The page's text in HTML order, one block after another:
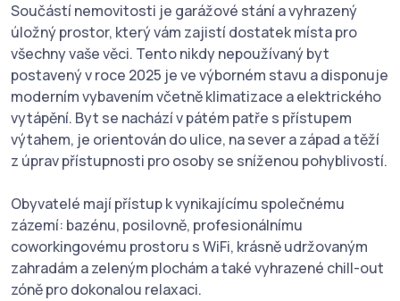
Součástí nemovitosti je garážové stání a vyhrazený
úložný prostor, který vám zajistí dostatek místa pro
všechny vaše věci. Tento nikdy nepoužívaný byt
postavený v roce 2025 je ve výborném stavu a disponuje
moderním vybavením včetně klimatizace a elektrického
vytápění. Byt se nachází v pátém patře s přístupem
výtahem, je orientován do ulice, na sever a západ a těží
z úprav přístupnosti pro osoby se sníženou pohyblivostí.
Obyvatelé mají přístup k vynikajícímu společnému
zázemí: bazénu, posilovně, profesionálnímu
coworkingovému prostoru s WiFi, krásně udržovaným
zahradám a zeleným plochám a také vyhrazené chill-out
zóně pro dokonalou relaxaci.